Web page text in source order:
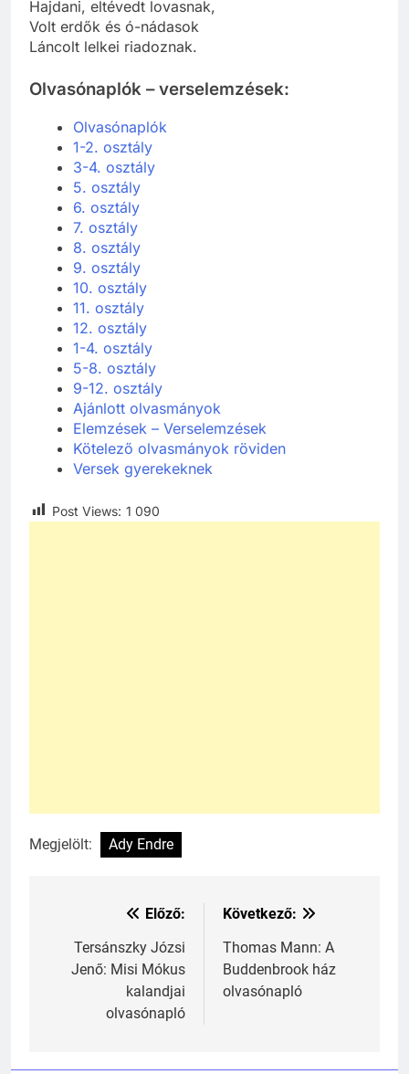
Hajdani, eltévedt lovasnak,
Volt erdők és ó-nádasok
Láncolt lelkei riadoznak.
Olvasónaplók – verselemzések:
Olvasónaplók
1-2. osztály
3-4. osztály
5. osztály
6. osztály
7. osztály
8. osztály
9. osztály
10. osztály
11. osztály
12. osztály
1-4. osztály
5-8. osztály
9-12. osztály
Ajánlott olvasmányok
Elemzések – Verselemzések
Kötelező olvasmányok röviden
Versek gyerekeknek
Post Views: 1 090
Megjelölt: Ady Endre
Bejegyzés
navigáció
Előző:
Tersánszky Józsi
Jenő: Misi Mókus
kalandjai
olvasónapló
Következő:
Thomas Mann: A
Buddenbrook ház
olvasónapló